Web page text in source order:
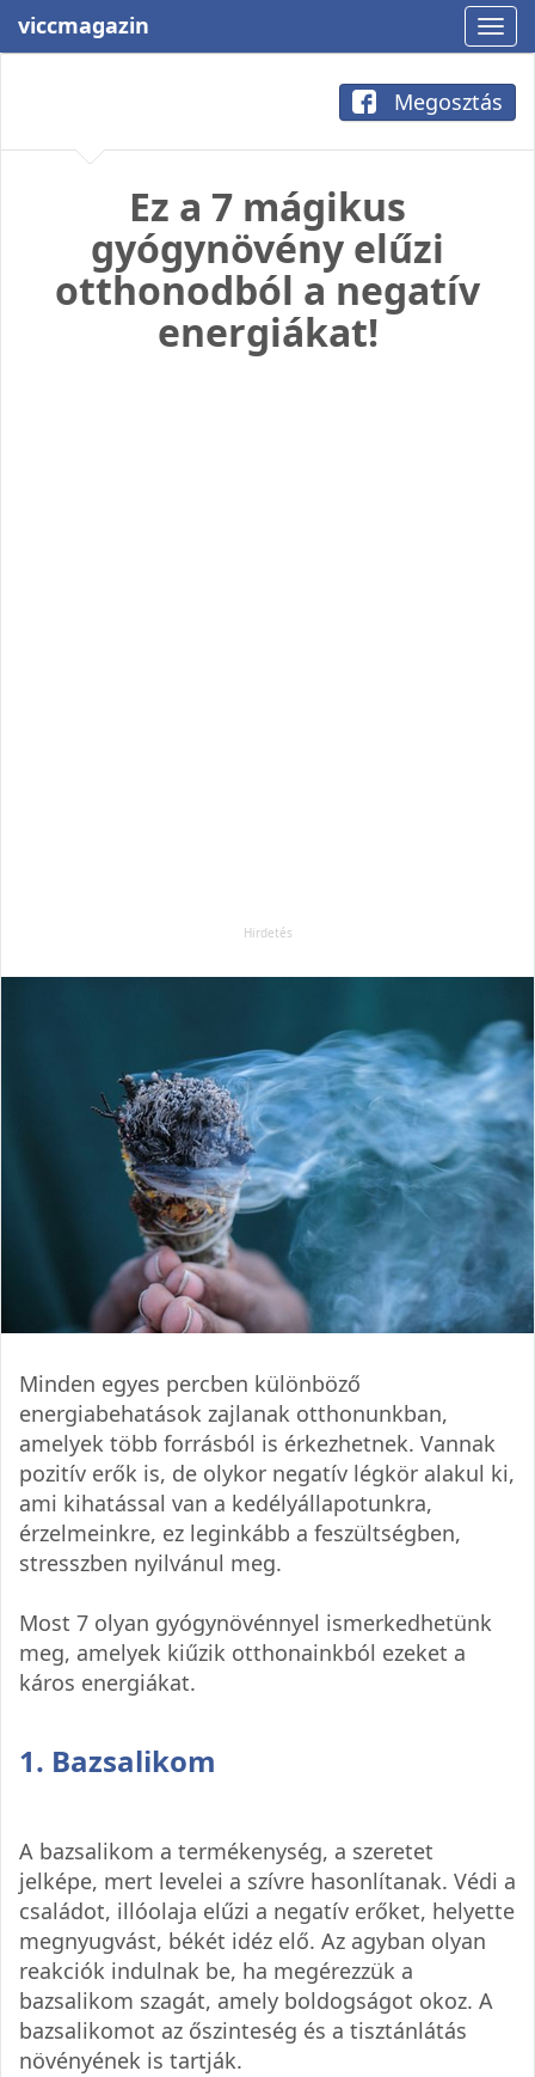
viccmagazin
Megosztás
Ez a 7 mágikus
gyógynövény elűzi
otthonodból a negatív
energiákat!
Minden egyes percben különböző
energiabehatások zajlanak otthonunkban,
amelyek több forrásból is érkezhetnek. Vannak
pozitív erők is, de olykor negatív légkör alakul ki,
ami kihatással van a kedélyállapotunkra,
érzelmeinkre, ez leginkább a feszültségben,
stresszben nyilvánul meg.
Most 7 olyan gyógynövénnyel ismerkedhetünk
meg, amelyek kiűzik otthonainkból ezeket a
káros energiákat.
1. Bazsalikom
A bazsalikom a termékenység, a szeretet
jelképe, mert levelei a szívre hasonlítanak. Védi a
családot, illóolaja elűzi a negatív erőket, helyette
megnyugvást, békét idéz elő. Az agyban olyan
reakciók indulnak be, ha megérezzük a
bazsalikom szagát, amely boldogságot okoz. A
bazsalikomot az őszinteség és a tisztánlátás
növényének is tartják.